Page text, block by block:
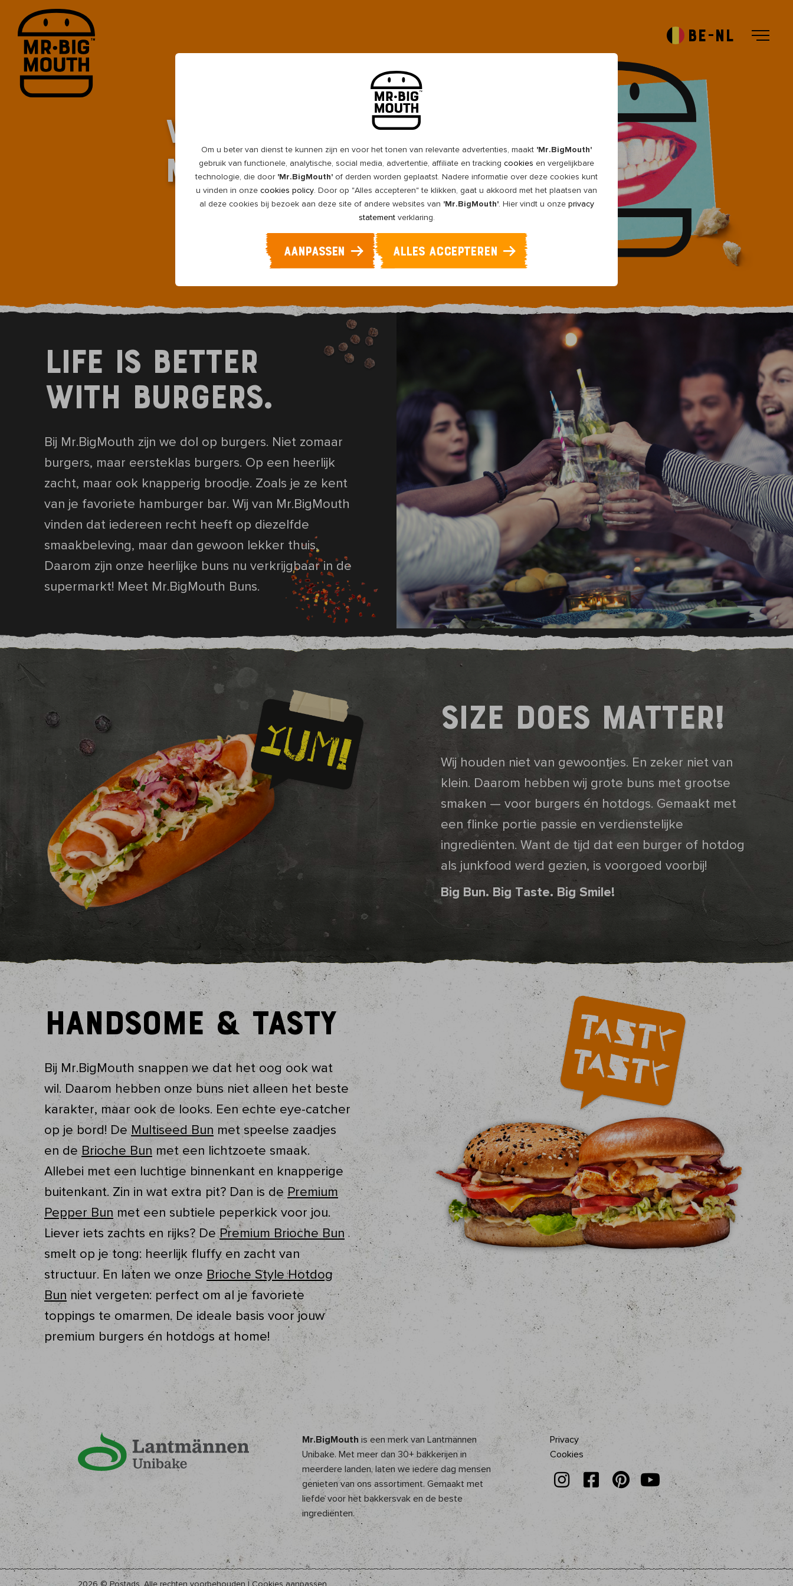
Om u beter van dienst te kunnen zijn en voor het tonen van relevante advertenties, maakt 'Mr.BigMouth'
gebruik van functionele, analytische, social media, advertentie, affiliate en tracking cookies en vergelijkbare
technologie, die door 'Mr.BigMouth' of derden worden geplaatst. Nadere informatie over deze cookies kunt
u vinden in onze cookies policy. Door op "Alles accepteren" te klikken, gaat u akkoord met het plaatsen van
al deze cookies bij bezoek aan deze site of andere websites van 'Mr.BigMouth'. Hier vindt u onze privacy
statementverklaring.
AANPASSEN ALLES ACCEPTEREN
BE-NL
Wij zijn
Mr.BigMouth
Life is better
with burgers.
Bij Mr.BigMouth zijn we dol op burgers. Niet zomaar
burgers, maar eersteklas burgers. Op een heerlijk
zacht, maar ook knapperig broodje. Zoals je ze kent
van je favoriete hamburger bar. Wij van Mr.BigMouth
vinden dat iedereen recht heeft op diezelfde
smaakbeleving, maar dan gewoon lekker thuis.
Daarom zijn onze heerlijke buns nu verkrijgbaar in de
supermarkt! Meet Mr.BigMouth Buns.
SIZE DOES MATTER!
Wij houden niet van gewoontjes. En zeker niet van
klein. Daarom hebben wij grote buns met grootse
smaken — voor burgers én hotdogs. Gemaakt met
een flinke portie passie en verdienstelijke
ingrediënten. Want de tijd dat een burger of hotdog
als junkfood werd gezien, is voorgoed voorbij!
Big Bun. Big Taste. Big Smile!
HANDSOME & TASTY
Bij Mr.BigMouth snappen we dat het oog ook wat
wil. Daarom hebben onze buns niet alleen het beste
karakter, maar ook de looks. Een echte eye-catcher
op je bord! De Multiseed Bun met speelse zaadjes
en de Brioche Bun met een lichtzoete smaak.
Allebei met een luchtige binnenkant en knapperige
buitenkant. Zin in wat extra pit? Dan is de Premium
Pepper Bun met een subtiele peperkick voor jou.
Liever iets zachts en rijks? DePremium Brioche Bun
smelt op je tong: heerlijk fluffy en zacht van
structuur. En laten we onze Brioche Style Hotdog
Bun niet vergeten: perfect om al je favoriete
toppings te omarmen. De ideale basis voor jouw
premium burgers én hotdogs at home!
Mr.BigMouth is een merk van Lantmännen
Unibake. Met meer dan 30+ bakkerijen in
meerdere landen, laten we iedere dag mensen
genieten van ons assortiment. Gemaakt met
liefde voor het bakkersvak en de beste
ingrediënten.
Privacy
Cookies